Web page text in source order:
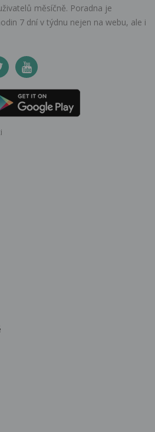
měsíčně. Poradna je
7 dní v týdnu nejen na webu, ale i